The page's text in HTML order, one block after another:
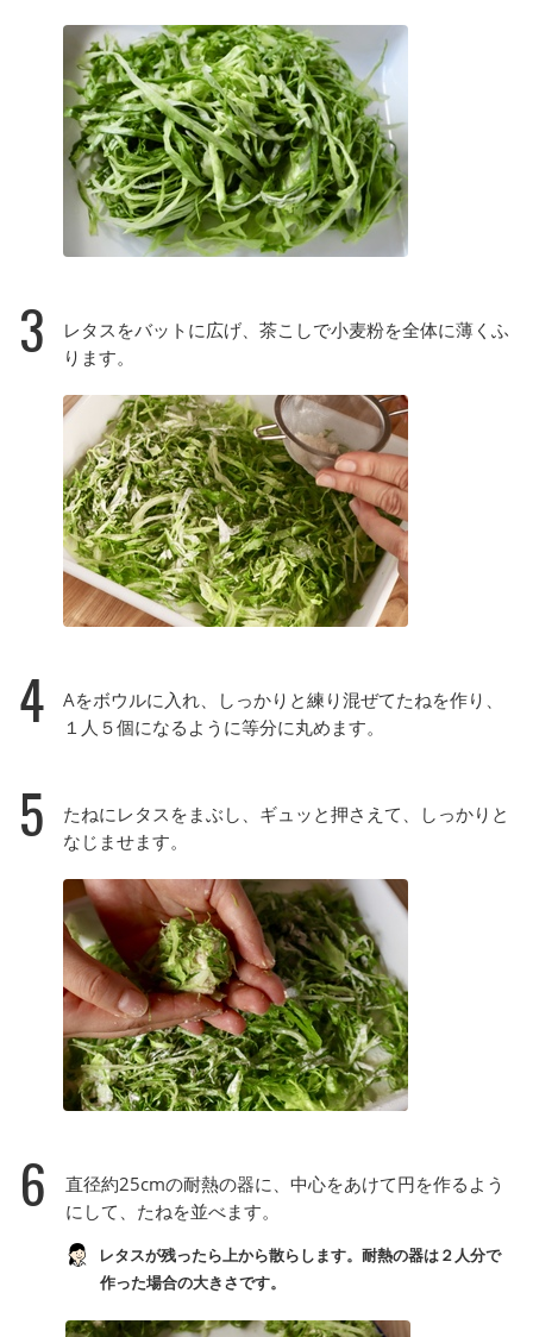
3
レタスをバットに広げ、茶こしで小麦粉を全体に薄くふ
ります。
4
Aをボウルに入れ、しっかりと練り混ぜてたねを作り、
１人５個になるように等分に丸めます。
5
たねにレタスをまぶし、ギュッと押さえて、しっかりと
なじませます。
6
直径約25cmの耐熱の器に、中心をあけて円を作るよう
にして、たねを並べます。
レタスが残ったら上から散らします。耐熱の器は２人分で
作った場合の大きさです。